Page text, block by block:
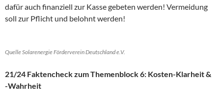
dafür auch finanziell zur Kasse gebeten werden! Vermeidung
soll zur Pflicht und belohnt werden!
Quelle Solarenergie Förderverein Deutschland e.V.
21/24 Faktencheck zum Themenblock 6: Kosten-Klarheit &
-Wahrheit